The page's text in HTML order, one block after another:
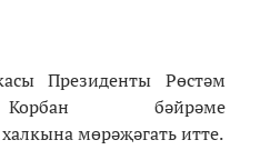
Президенты Рөстәм
бәйрәме
мөрәҗәгать итте.